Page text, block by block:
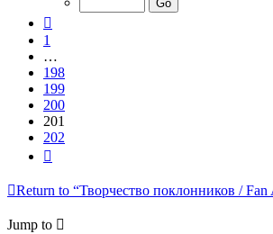
1
…
198
199
200
201
202
Return to “Творчество поклонников / Fan
Jump to